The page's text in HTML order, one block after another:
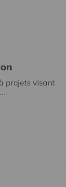
projets visant